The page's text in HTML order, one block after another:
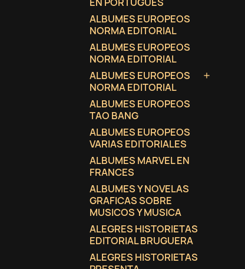
ALBUMES EUROPEOS
NORMA EDITORIAL
ALBUMES EUROPEOS
NORMA EDITORIAL
ALBUMES EUROPEOS
NORMA EDITORIAL

ALBUMES EUROPEOS
TAO BANG
ALBUMES EUROPEOS
VARIAS EDITORIALES
ALBUMES MARVEL EN
FRANCES
ALBUMES Y NOVELAS
GRAFICAS SOBRE
MUSICOS Y MUSICA
ALEGRES HISTORIETAS
EDITORIAL BRUGUERA
ALEGRES HISTORIETAS